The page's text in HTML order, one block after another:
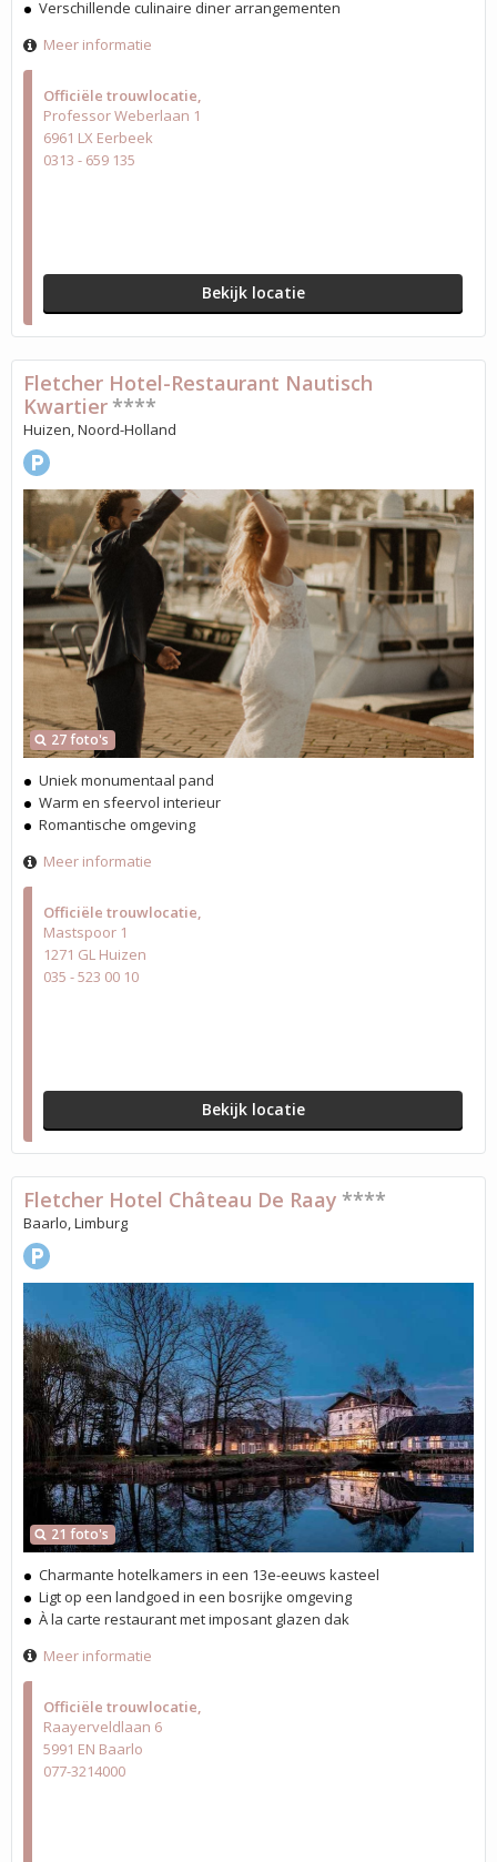
Officiële trouwlocatie
Professor Weberlaan 1
6961 LX Eerbeek
0313 - 659 135
Bekijk locatie
Verschillende culinaire diner arrangementen
Meer informatie
Officiële trouwlocatie
Mastspoor 1
1271 GL Huizen
035 - 523 00 10
Bekijk locatie
27 foto's
Fletcher Hotel-Restaurant Nautisch
Kwartier ****
Huizen, Noord-Holland
Uniek monumentaal pand
Warm en sfeervol interieur
Romantische omgeving
Meer informatie
Officiële trouwlocatie
Raayerveldlaan 6
5991 EN Baarlo
077-3214000
21 foto's
Fletcher Hotel Château De Raay ****
Baarlo, Limburg
Charmante hotelkamers in een 13e-eeuws kasteel
Ligt op een landgoed in een bosrijke omgeving
À la carte restaurant met imposant glazen dak
Meer informatie